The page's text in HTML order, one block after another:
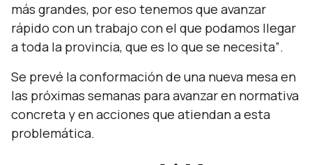
más grandes, por eso tenemos que avanzar
rápido con un trabajo con el que podamos llegar
a toda la provincia, que es lo que se necesita”.
Se prevé la conformación de una nueva mesa en
las próximas semanas para avanzar en normativa
concreta y en acciones que atiendan a esta
problemática.